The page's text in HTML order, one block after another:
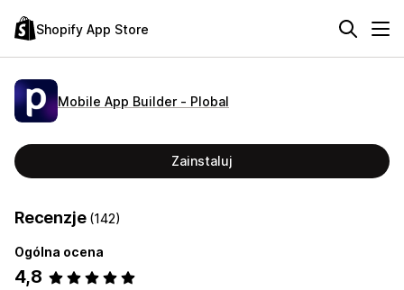
Shopify App Store
Mobile App Builder ‑ Plobal
Zainstaluj
Recenzje (142)
Ogólna ocena
4,8